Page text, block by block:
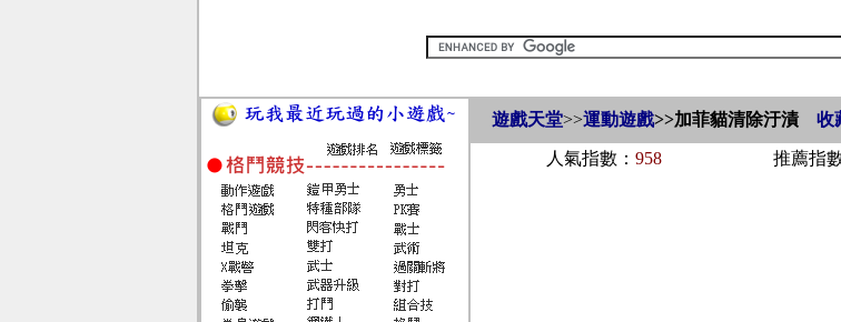
遊戲天堂>>運動遊戲>>加菲貓清除汙漬 收
人氣指數： 958 推薦指